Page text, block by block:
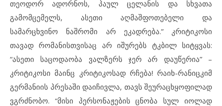
თეოდორ ადორნოს, პაულ ცელანის და სხვათა
გამომცემელს, ასეთი აღმაშფოთებელი და
სამარცხვინო ნაშრომი არ ეკადრება.” კრიტიკოსი
თავად რომანისთვისაც არ იშურებს ტკბილ სიტყვას:
“ასეთი საცოდაობა ვალზერს ჯერ არ დაუწერია” –
კრიტიკოსი მაინც კრიტიკოსად რჩება! რაიხ-რანიცკიმ
გერმანიის პრესაში დაიჩივლა, თავს შეურაცხყოფილად
ვგრძნობო. “მისი პერსონაჟების ცნობა სულ იოლად